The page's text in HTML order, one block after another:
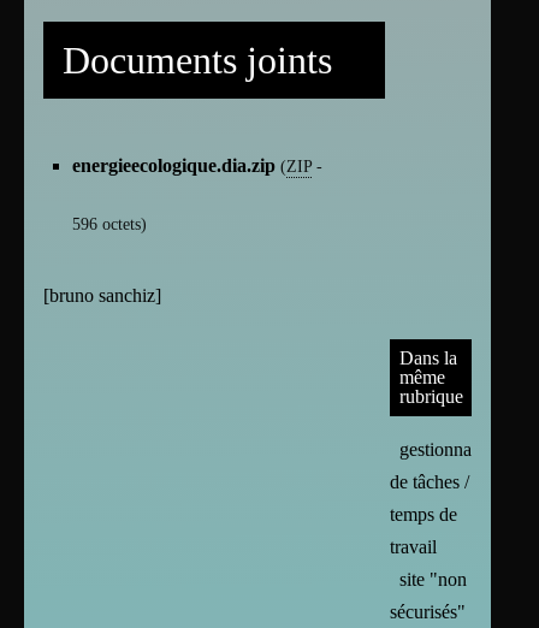
Documents joints
energieecologique.dia.zip (ZIP-
596 octets)
[bruno sanchiz]
Dans la
même
rubrique
gestionnaire
de tâches /
temps de
travail
site "non
sécurisés"